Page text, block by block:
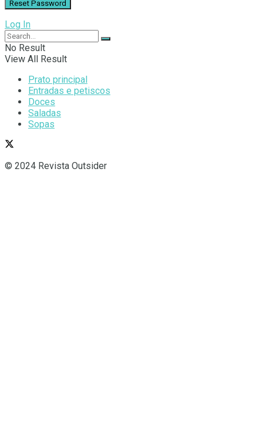
Log In
No Result
View All Result
Prato principal
Entradas e petiscos
Doces
Saladas
Sopas
© 2024 Revista Outsider